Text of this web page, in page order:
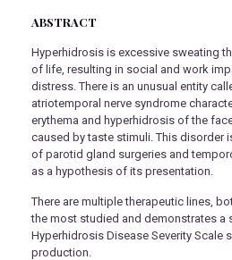
ABSTRACT
Hyperhidrosis is excessive sweating
of life, resulting in social and work
distress. There is an unusual entity
atriotemporal nerve syndrome
erythema and hyperhidrosis of the
caused by taste stimuli. This disorder
of parotid gland surgeries and
as a hypothesis of its presentation.
There are multiple therapeutic lines,
the most studied and demonstrates a
Hyperhidrosis Disease Severity Scale
production.